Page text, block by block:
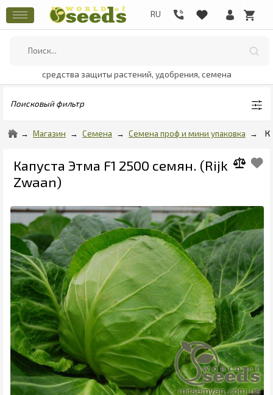
средства защиты растений, удобрения, семена
Поисковый фильтр
Магазин Семена Семена проф и мини упаковка
Капуста Этма F1 2500 семян. (Rijk
Zwaan)